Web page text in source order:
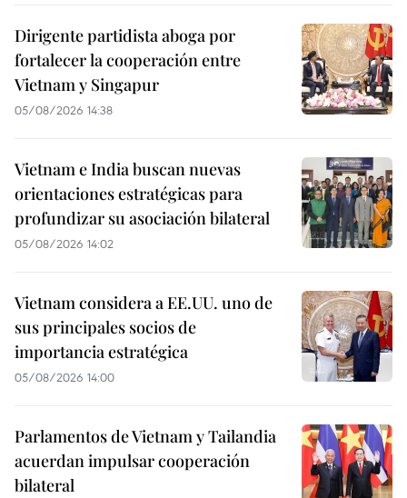
Dirigente partidista aboga por
fortalecer la cooperación entre
Vietnam y Singapur
05/08/2026 14:38
Vietnam e India buscan nuevas
orientaciones estratégicas para
profundizar su asociación bilateral
05/08/2026 14:02
Vietnam considera a EE.UU. uno de
sus principales socios de
importancia estratégica
05/08/2026 14:00
Parlamentos de Vietnam y Tailandia
acuerdan impulsar cooperación
bilateral